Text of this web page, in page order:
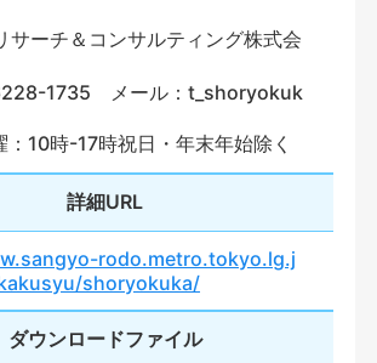
サーチ＆コンサルティング株式会
1735 メール：t_shoryokuk
10時-17時祝日・年末年始除く
詳細URL
rodo.metro.tokyo.lg.j
shoryokuka/
ダウンロードファイル